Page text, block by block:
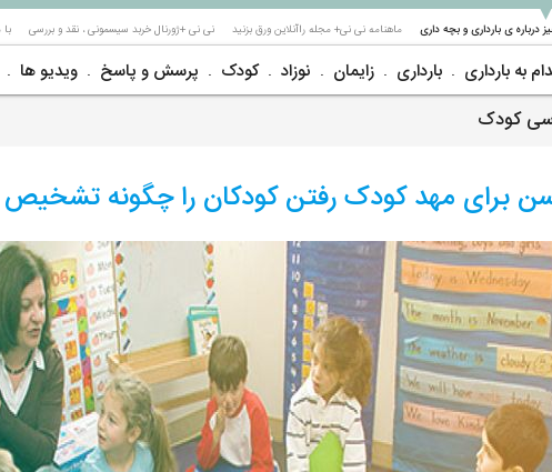
ی بارداری و بچه داری ماهنامه نی نی+ مجله راآنلاین ورق بزنید نی نی +ژورنال خربد سیسمونی ، نقد و بررسی
به بارداری بارداری زایمان نوزاد کودک پرسش و پاسخ ویدیو ها
کودک
برای مهد کودک رفتن کودکان را چگونه